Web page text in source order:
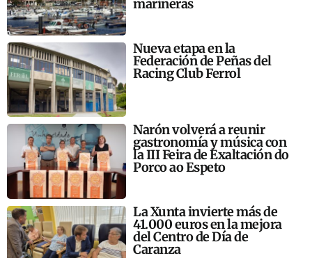
marineras
Nueva etapa en la
Federación de Peñas del
Racing Club Ferrol
Narón volverá a reunir
gastronomía y música con
la III Feira de Exaltación do
Porco ao Espeto
La Xunta invierte más de
41.000 euros en la mejora
del Centro de Día de
Caranza